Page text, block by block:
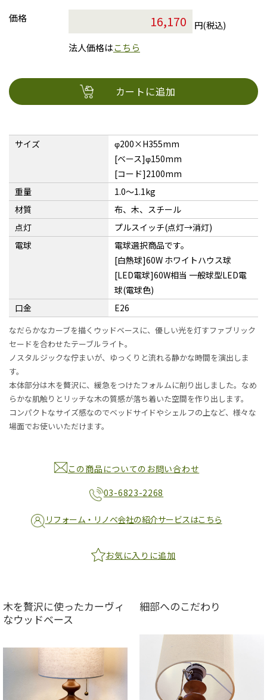
価格
円(税込)
法人価格はこちら
カートに追加
サイズ
φ200×H355mm
[ベース]φ150mm
[コード]2100mm
重量
1.0〜1.1kg
材質
布、木、スチール
点灯
プルスイッチ(点灯→消灯)
電球
電球選択商品です。
[白熱球]60W ホワイトハウス球
[LED電球]60W相当 一般球型LED電
球(電球色)
口金
E26
なだらかなカーブを描くウッドベースに、優しい光を灯すファブリック
セードを合わせたテーブルライト。
ノスタルジックな佇まいが、ゆっくりと流れる静かな時間を演出しま
す。
本体部分は木を贅沢に、緩急をつけたフォルムに削り出しました。なめ
らかな肌触りとリッチな木の質感が落ち着いた空間を作り出します。
コンパクトなサイズ感なのでベッドサイドやシェルフの上など、様々な
場面でお使いいただけます。
この商品についてのお問い合わせ
03-6823-2268
リフォーム・リノベ会社の紹介サービスはこちら
お気に入りに追加
木を贅沢に使ったカーヴィ
なウッドベース
細部へのこだわり